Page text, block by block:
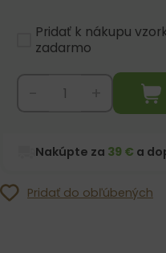
Pridať k nákupu
zadarmo
Nakúpte za 39 € a
Pridať do obľúbených